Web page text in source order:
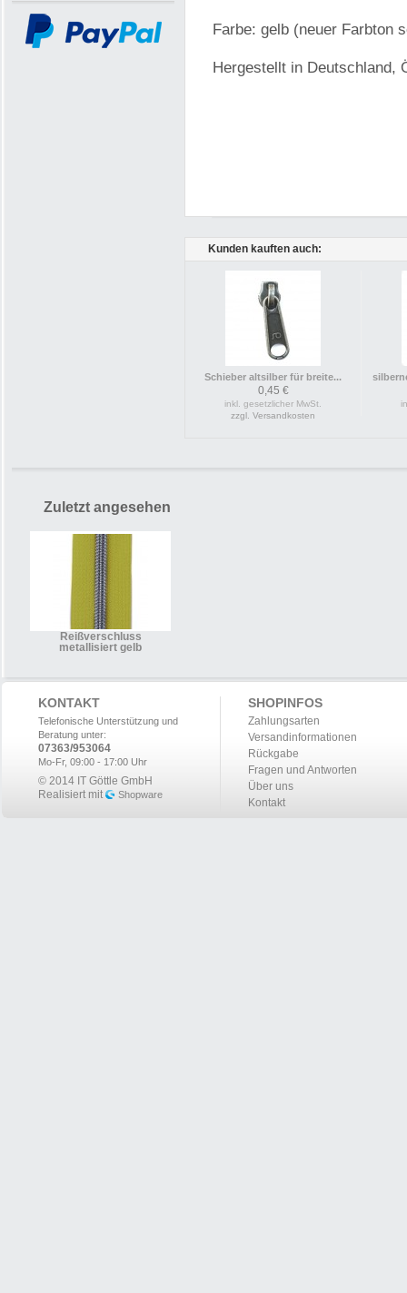
Farbe: gelb (neuer Farbton
Hergestellt in Deutschland,
Kunden kauften auch:
Schieber altsilber für breite...
0,45 €
inkl. gesetzlicher MwSt.
zzgl. Versandkosten
Zuletzt angesehen
Reißverschluss
metallisiert gelb
KONTAKT
Telefonische Unterstützung und
Beratung unter:
07363/953064
Mo-Fr, 09:00 - 17:00 Uhr
© 2014 IT Göttle GmbH
Realisiert mit
Shopware
SHOPINFOS
Zahlungsarten
Versandinformationen
Rückgabe
Fragen und Antworten
Über uns
Kontakt